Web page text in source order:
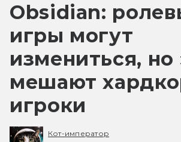
Obsidian:
игры могут
измениться, но
мешают
игроки
Кот-император